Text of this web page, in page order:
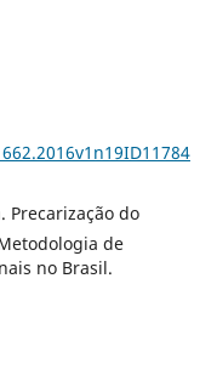
Precarização do
de
no Brasil.